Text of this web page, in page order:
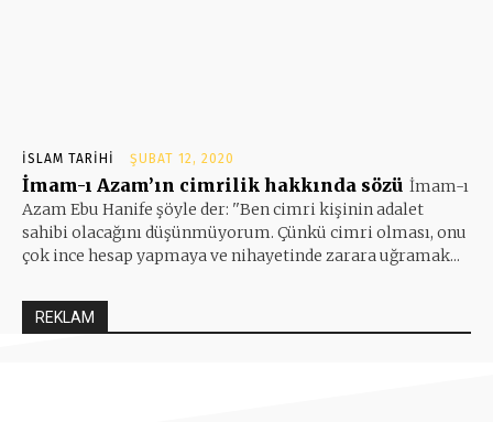
İSLAM TARIHI ŞUBAT 12, 2020
İmam-ı Azam’ın cimrilik hakkında sözü İmam-ı
Azam Ebu Hanife şöyle der: ''Ben cimri kişinin adalet
sahibi olacağını düşünmüyorum. Çünkü cimri olması, onu
çok ince hesap yapmaya ve nihayetinde zarara uğramak...
REKLAM